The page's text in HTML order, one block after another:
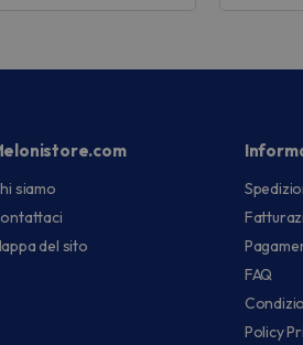
siamo
del sito
FAQ
Policy